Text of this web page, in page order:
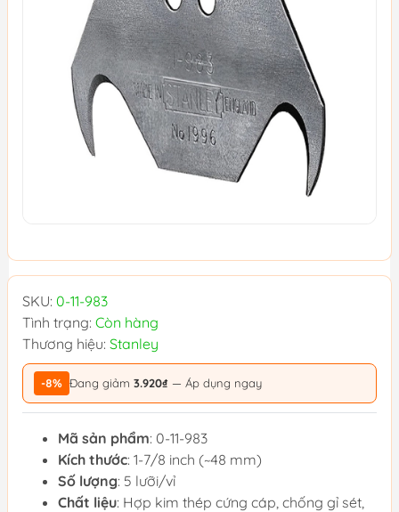
SKU: 0-11-983
Tình trạng: Còn hàng
Thương hiệu: Stanley
-8% Đang giảm 3.920₫ — Áp dụng ngay
Mã sản phẩm: 0-11-983
Kích thước: 1-7/8 inch (~48 mm)
Số lượng: 5 lưỡi/vỉ
Chất liệu: Hợp kim thép cứng cáp, chống gỉ sét,